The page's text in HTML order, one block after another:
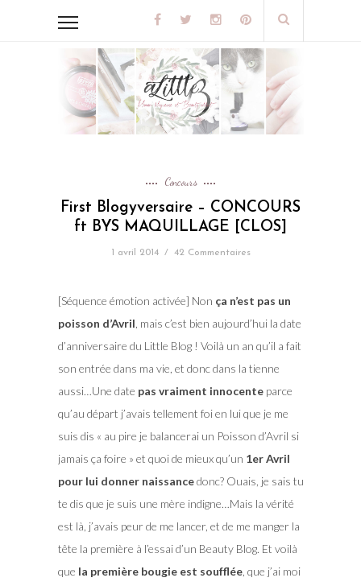
Concours
First Blogyversaire – CONCOURS
ft BYS MAQUILLAGE [CLOS]
1 avril 2014 / 42 Commentaires
[Séquence émotion activée] Non ça n’est pas un
poisson d’Avril, mais c’est bien aujourd’hui la date
d’anniversaire du Little Blog ! Voilà un an qu’il a fait
son entrée dans ma vie, et donc dans la tienne
aussi…Une date pas vraiment innocenteparce
qu’au départ j’avais tellement foi en lui que je me
suis dis « au pire je balancerai un Poisson d’Avril si
jamais ça foire » et quoi de mieux qu’un 1er Avril
pour lui donner naissancedonc? Ouais, je sais tu
te dis que je suis une mère indigne…Mais la vérité
est là, j’avais peur de me lancer, et de me manger la
tête la première à l’essai d’un Beauty Blog. Et voilà
que la première bougie est soufflée, que j’ai moi